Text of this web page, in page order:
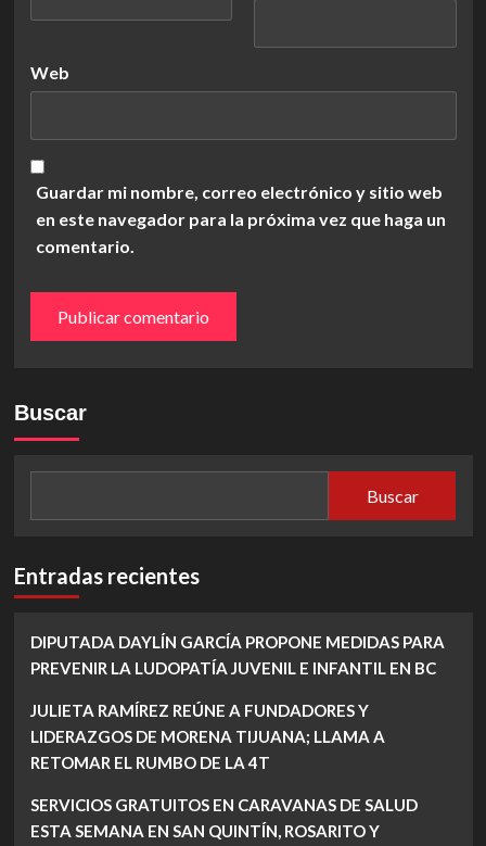
Web
Guardar mi nombre, correo electrónico y sitio web
en este navegador para la próxima vez que haga un
comentario.
Buscar
Buscar
Entradas recientes
DIPUTADA DAYLÍN GARCÍA PROPONE MEDIDAS PARA
PREVENIR LA LUDOPATÍA JUVENIL E INFANTIL EN BC
JULIETA RAMÍREZ REÚNE A FUNDADORES Y
LIDERAZGOS DE MORENA TIJUANA; LLAMA A
RETOMAR EL RUMBO DE LA 4T
SERVICIOS GRATUITOS EN CARAVANAS DE SALUD
ESTA SEMANA EN SAN QUINTÍN, ROSARITO Y